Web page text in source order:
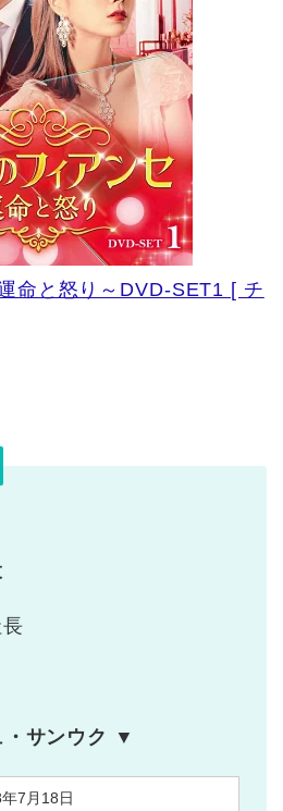
命と怒り～DVD-SET1 [ チ
サンウク ▼
7月18日